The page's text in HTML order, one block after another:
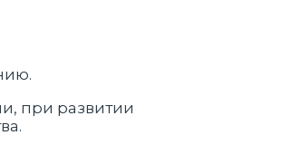
при развитии